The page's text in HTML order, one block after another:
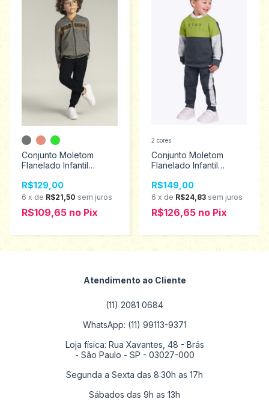
Conjunto Moletom
Flanelado Infantil
Tamanhos 4 ao 10
54899
R$129,00
6 x de R$21,50 sem juros
R$109,65 no Pix
Conjunto Moletom
Flanelado Infantil
3 2000104
R$149,00
6 x de R$24,83 sem juros
R$126,65 no Pix
2 cores
Atendimento ao Cliente
(11) 2081 0684
WhatsApp: (11) 99113-9371
Loja física: Rua Xavantes, 48 - Brás
- São Paulo - SP - 03027-000
Segunda a Sexta das 8:30h as 17h
Sábados das 9h as 13h